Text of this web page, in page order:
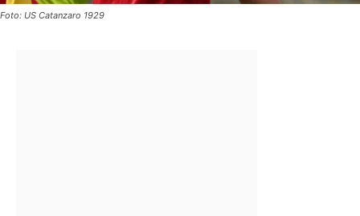
Foto: US Catanzaro 1929